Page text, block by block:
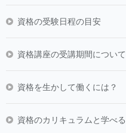
資格の受験日程の目安
資格講座の受講期間について
資格を生かして働くには？
資格のカリキュラムと学べ